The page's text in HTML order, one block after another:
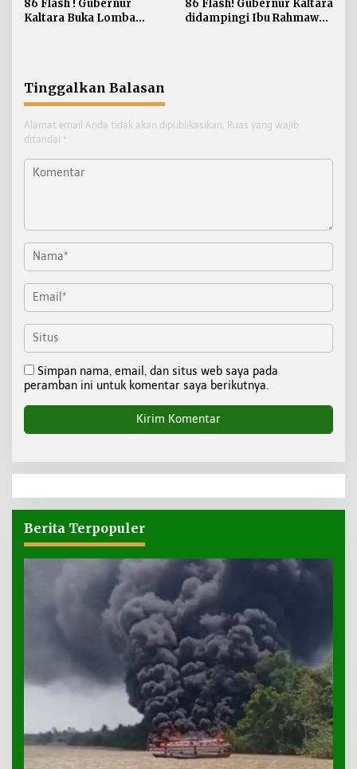
86 Flash ! Gubernur
Kaltara Buka Lomba
86 Flash! Gubernur Kaltara
didampingi Ibu Rahmawati
Tinggalkan Balasan
Alamat email Anda tidak akan dipublikasikan. Ruas yang wajib
ditandai *
Simpan nama, email, dan situs web saya pada
peramban ini untuk komentar saya berikutnya.
Berita Terpopuler